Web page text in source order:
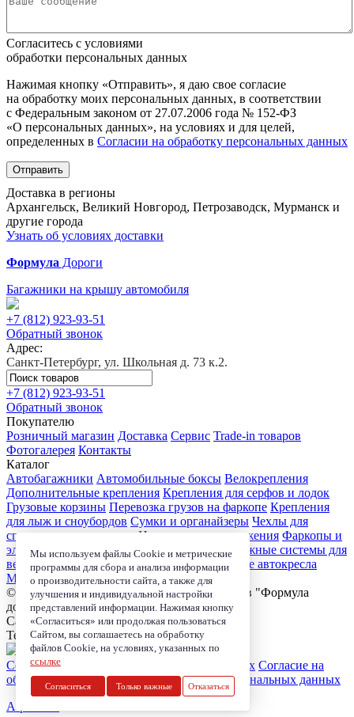
Согласитесь с условиями
обработки персональных данных
Нажимая кнопку «Отправить», я даю свое согласие
на обработку моих персональных данных, в соответствии
с Федеральным законом от 27.07.2006 года № 152-ФЗ
«О персональных данных», на условиях и для целей,
определенных в Согласии на обработку персональных данных
Отправить
Доставка в регионы
Архангельск, Великий Новгород, Петрозаводск, Мурманск и
другие города
Узнать об условиях доставки
Формула Дороги
Багажники на крышу автомобиля
+7 (812) 923-93-51
Обратный звонок
Адрес:
Санкт-Петербург, ул. Школьная д. 73 к.2.
+7 (812) 923-93-51
Обратный звонок
Покупателю
Розничный магазин Доставка Сервис Trade-in товаров
Фотогалерея Контакты
Каталог
Автобагажники Автомобильные боксы Велокрепления
Дополнительные крепления Крепления для серфов и лодок
Грузовые корзины Перевозка грузов на фаркопе Крепления
для лыж и сноубордов Сумки и органайзеры Чехлы для
спортивного инвентаря
Цепи противоскольжения Фаркопы и
электрика Детские коляски Велокресла Багажные системы для
велосипедов Чехлы для электроники Детские автокресла
Маркизы и навесы
© 2006-2026, Магазин-салон автобагажников "Формула
дороги"
Санкт-Петербург, ул. Школьная д. 73 к.2.
Телефон:+7 (812) 923-93-51
Согласие на обработку персональных данных Согласие на
обработку coockie Политика в области персональных данных
A-position
Мы используем файлы Cookie и метрические
программы для сбора и анализа информации
о производительности сайта, а также для
улучшения и индивидуальной настройки
представлений информации. Нажимая кнопку
«Согласиться» или продолжая пользоваться
Сайтом, вы соглашаетесь на обработку
файлов Cookie, на условиях, указанных по
ссылке
Согласиться Только важные Отказаться